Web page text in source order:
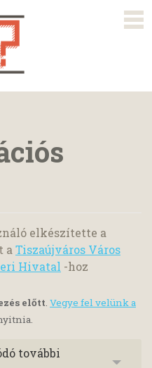
elkészítette a
a Tiszaújváros Város
Hivatal -hoz
előtt. Vegye fel velünk a
további